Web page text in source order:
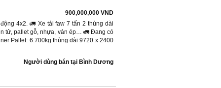
900,000,000 VND
4x2. 🚛 Xe tải faw 7 tấn 2 thùng dài
tử, pallet gỗ, nhựa, ván ép… 🚛 Đang có
Pallet: 6.700kg thùng dài 9720 x 2400
Người dùng bán tại Bình Dương